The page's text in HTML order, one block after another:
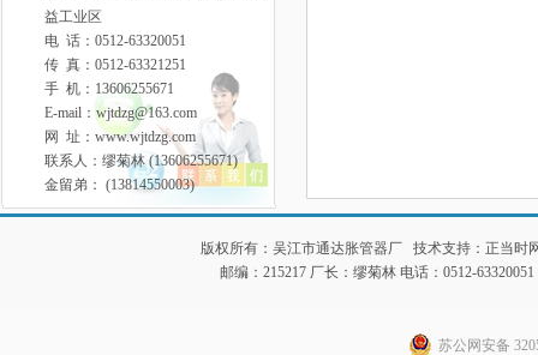
益工业区
电 话：0512-63320051
传 真：0512-63321251
手 机：13606255671
E-mail：wjtdzg@163.com
网 址：www.wjtdzg.com
联系人：缪菊林 (13606255671)
金留弟： (13814550003)
版权所有：吴江市通达胀管器厂 技术支持： 正当时
邮编：215217 厂长：缪菊林 电话：0512-
苏公网安备